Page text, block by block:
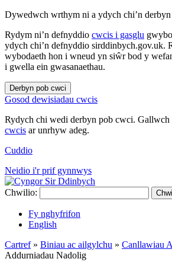
Dywedwch wrthym ni a ydych chi’n
Rydym ni’n defnyddio cwcis i gasglu
ydych chi’n defnyddio sirddinbych.gov.uk.
wybodaeth hon i wneud yn siŵr bod y
i gwella ein gwasanaethau.
Derbyn pob cwci
Gosod dewisiadau cwcis
Rydych chi wedi derbyn pob cwci. Gallwch
cwcis ar unrhyw adeg.
Cuddio
Neidio i'r prif gynnwys
Chwilio:
Fy nghyfrifon
English
Cartref» Biniau ac ailgylchu » Canllawiau
Addurniadau Nadolig